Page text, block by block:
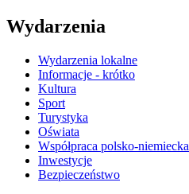
Wydarzenia
Wydarzenia lokalne
Informacje - krótko
Kultura
Sport
Turystyka
Oświata
Współpraca polsko-niemiecka
Inwestycje
Bezpieczeństwo